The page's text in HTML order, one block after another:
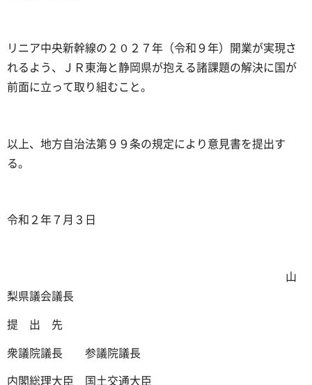
リニア中央新幹線の２０２７年（令和９年）開業が実現さ
れるよう、ＪＲ東海と静岡県が抱える諸課題の解決に国が
前面に立って取り組むこと。
以上、地方自治法第９９条の規定により意見書を提出す
る。
令和２年７月３日
山
梨県議会議長
提 出 先
衆議院議長 参議院議長
内閣総理大臣 国土交通大臣